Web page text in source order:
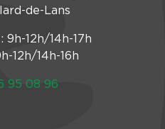
de-Lans
9h-12h/14h-17h
12h/14h-16h
95 08 96